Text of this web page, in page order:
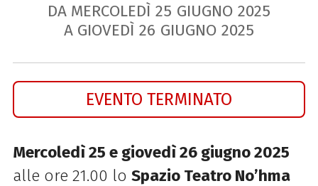
DA MERCOLEDÌ 25 GIUGNO 2025
A GIOVEDÌ 26 GIUGNO 2025
EVENTO TERMINATO
Mercoledì 25 e giovedì 26 giugno 2025
alle ore 21.00 lo Spazio Teatro No’hma